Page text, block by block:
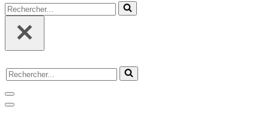
Rechercher...
Rechercher...
Menu
de
Menu